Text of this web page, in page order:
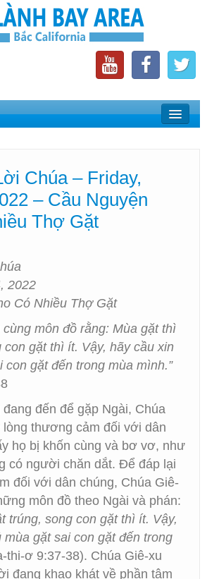
Lành Bay Area
Bắc California
Chúa – Friday,
– Cầu Nguyện
Thợ Gặt
2022
Có Nhiều Thợ Gặt
cùng môn đồ rằng: Mùa gặt thì
con gặt thì ít. Vậy, hãy cầu xin
con gặt đến trong mùa mình.”
đến để gặp Ngài, Chúa
lòng thương cảm đối với dân
họ bị khốn cùng và bơ vơ, như
có người chăn dắt. Để đáp lại
đối với dân chúng, Chúa Giê-
môn đồ theo Ngài và phán:
trúng, song con gặt thì ít. Vậy,
mùa gặt sai con gặt đến trong
thi-ơ 9:37-38). Chúa Giê-xu
đang khao khát về phần tâm